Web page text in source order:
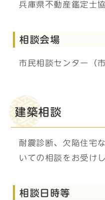
兵庫県不動産鑑定士
相談会場
市民相談センター（
建築相談
耐震診断、欠陥住宅
いての相談をお受け
相談日時等